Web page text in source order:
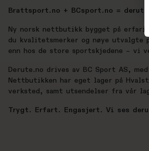
Brattsport.no + BCsport.no =
Ny norsk nettbutikk bygget på
du kvalitetsmerker og nøye
enn hos de store sportskjedene – vi
Derute.no drives av BC Sport AS,
Nettbutikken har eget lager på
verksted, samt utsendelser fra vår
Trygt. Erfart. Engasjert. Vi ses